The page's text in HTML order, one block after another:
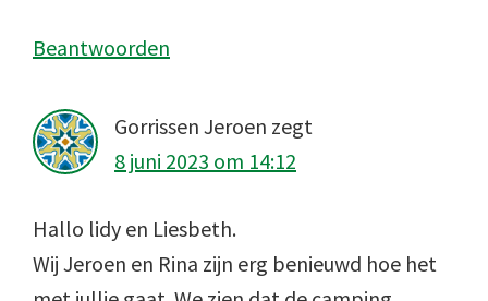
Beantwoorden
Gorrissen Jeroen zegt
8 juni 2023 om 14:12
Hallo lidy en Liesbeth.
Wij Jeroen en Rina zijn erg benieuwd hoe het